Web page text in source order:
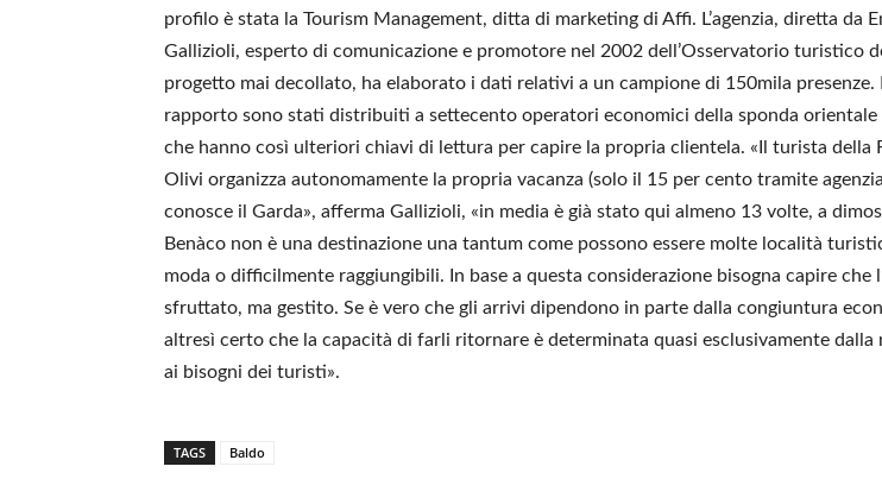
profilo è stata la Tourism Management, ditta di marketing di Affi. L’agenzia, diretta da
Gallizioli, esperto di comunicazione e promotore nel 2002 dell’Osservatorio turistico
progetto mai decollato, ha elaborato i dati relativi a un campione di 150mila presenze.
rapporto sono stati distribuiti a settecento operatori economici della sponda orientale
che hanno così ulteriori chiavi di lettura per capire la propria clientela. «Il turista della
Olivi organizza autonomamente la propria vacanza (solo il 15 per cento tramite
conosce il Garda», afferma Gallizioli, «in media è già stato qui almeno 13 volte, a
Benàco non è una destinazione una tantum come possono essere molte località
moda o difficilmente raggiungibili. In base a questa considerazione bisogna capire che
sfruttato, ma gestito. Se è vero che gli arrivi dipendono in parte dalla congiuntura
altresì certo che la capacità di farli ritornare è determinata quasi esclusivamente dalla
ai bisogni dei turisti».
TAGS Baldo